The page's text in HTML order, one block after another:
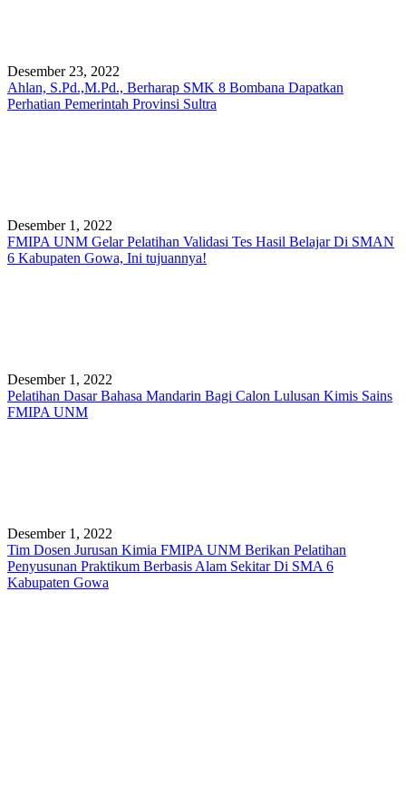
Desember 23, 2022
Ahlan, S.Pd.,M.Pd., Berharap SMK 8 Bombana Dapatkan
Perhatian Pemerintah Provinsi Sultra
Desember 1, 2022
FMIPA UNM Gelar Pelatihan Validasi Tes Hasil Belajar Di SMAN
6 Kabupaten Gowa, Ini tujuannya!
Desember 1, 2022
Pelatihan Dasar Bahasa Mandarin Bagi Calon Lulusan Kimis Sains
FMIPA UNM
Desember 1, 2022
Tim Dosen Jurusan Kimia FMIPA UNM Berikan Pelatihan
Penyusunan Praktikum Berbasis Alam Sekitar Di SMA 6
Kabupaten Gowa